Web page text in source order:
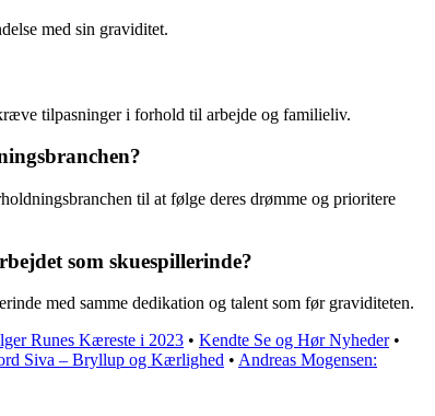
med sin graviditet.
tilpasninger i forhold til arbejde og familieliv.
til at følge deres drømme og prioritere
som skuespillerinde?
med samme dedikation og talent som før graviditeten.
Runes Kæreste i 2023 • Kendte Se og Hør Nyheder•
Siva – Bryllup og Kærlighed • Andreas Mogensen: